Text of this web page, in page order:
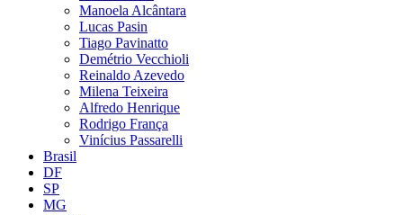
Manoela Alcântara
Lucas Pasin
Tiago Pavinatto
Demétrio Vecchioli
Reinaldo Azevedo
Milena Teixeira
Alfredo Henrique
Rodrigo França
Vinícius Passarelli
Brasil
DF
SP
MG